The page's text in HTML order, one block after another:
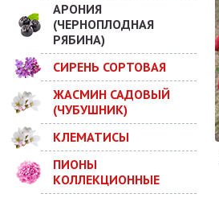
АРОНИЯ
(ЧЕРНОПЛОДНАЯ
РЯБИНА)
СИРЕНЬ СОРТОВАЯ
ЖАСМИН САДОВЫЙ
(ЧУБУШНИК)
КЛЕМАТИСЫ
ПИОНЫ
КОЛЛЕКЦИОННЫЕ